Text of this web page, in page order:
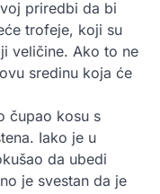
priredbi da bi
trofeje, koji su
veličine. Ako to ne
sredinu koja će
čupao kosu s
Iako je u
da ubedi
je svestan da je